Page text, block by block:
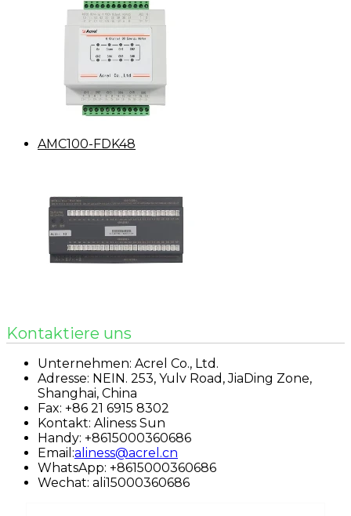
AMC100-FDK48
Kontaktiere uns
Unternehmen: Acrel Co., Ltd.
Adresse: NEIN. 253, Yulv Road, JiaDing Zone,
Shanghai, China
Fax: +86 21 6915 8302
Kontakt: Aliness Sun
Handy: +8615000360686
Email:aliness@acrel.cn
WhatsApp: +8615000360686
Wechat: ali15000360686